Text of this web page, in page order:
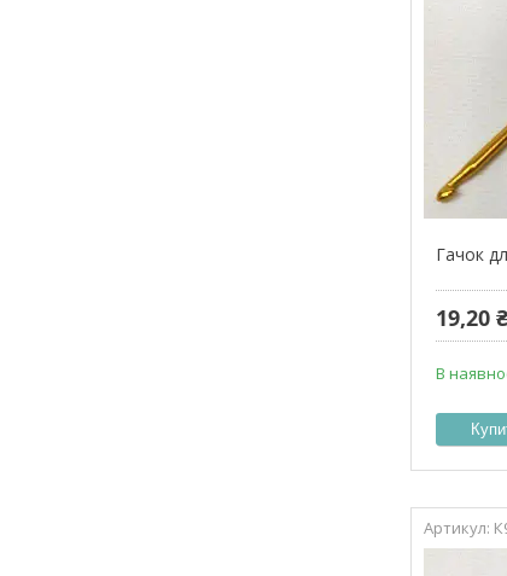
Гачок
19,20 ₴
В